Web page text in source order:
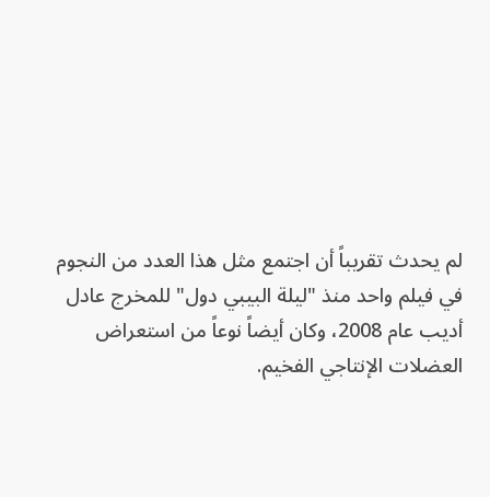
لم يحدث تقريباً أن اجتمع مثل هذا العدد من النجوم
في فيلم واحد منذ "ليلة البيبي دول" للمخرج عادل
أديب عام 2008، وكان أيضاً نوعاً من استعراض
العضلات الإنتاجي الفخيم.